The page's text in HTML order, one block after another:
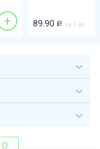
+ 89.90 Р за 1 шт